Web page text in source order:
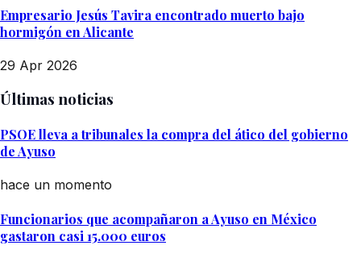
Empresario Jesús Tavira encontrado muerto bajo
hormigón en Alicante
29 Apr 2026
Últimas noticias
PSOE lleva a tribunales la compra del ático del gobierno
de Ayuso
hace un momento
Funcionarios que acompañaron a Ayuso en México
gastaron casi 15.000 euros